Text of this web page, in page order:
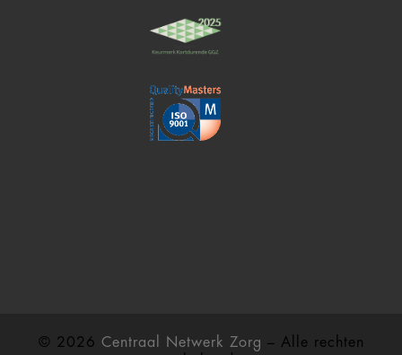
© 2026 Centraal Netwerk Zorg – Alle rechten